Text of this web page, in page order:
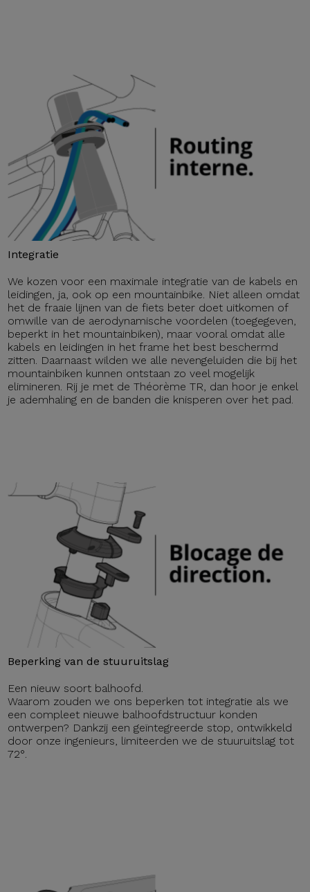
Integratie
We kozen voor een maximale integratie van de kabels en
leidingen, ja, ook op een mountainbike. Niet alleen omdat
het de fraaie lijnen van de fiets beter doet uitkomen of
omwille van de aerodynamische voordelen (toegegeven,
beperkt in het mountainbiken), maar vooral omdat alle
kabels en leidingen in het frame het best beschermd
zitten. Daarnaast wilden we alle nevengeluiden die bij het
mountainbiken kunnen ontstaan zo veel mogelijk
elimineren. Rij je met de Théorème TR, dan hoor je enkel
je ademhaling en de banden die knisperen over het pad.
Beperking van de stuuruitslag
Een nieuw soort balhoofd.
Waarom zouden we ons beperken tot integratie als we
een compleet nieuwe balhoofdstructuur konden
ontwerpen? Dankzij een geïntegreerde stop, ontwikkeld
door onze ingenieurs, limiteerden we de stuuruitslag tot
72°.